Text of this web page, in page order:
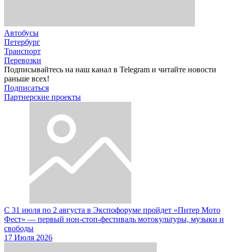
Автобусы
Петербург
Транспорт
Перевозки
Подписывайтесь на наш канал в Telegram и читайте новости
раньше всех!
Подписаться
Партнерские проекты
С 31 июля по 2 августа в Экспофоруме пройдет «Питер Мото
Фест» — первый нон-стоп-фестиваль мотокультуры, музыки и
свободы
17 Июля 2026